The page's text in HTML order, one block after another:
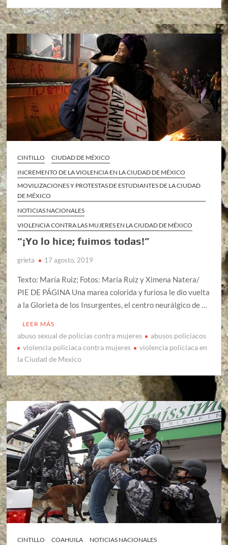
CINTILLO
CIUDAD DE MÉXICO
INCREMENTO DE LA VIOLENCIA EN LA CIUDAD DE MÉXICO
MOVILIZACIONES Y PROTESTAS DE ESTUDIANTES DE LA CIUDAD
DE MÉXICO
NOTICIAS NACIONALES
VIOLENCIA CONTRA LAS MUJERES EN LA CIUDAD DE MÉXICO
“¡Yo lo hice; fuimos todas!”
grieta 17 agosto, 2019
Texto: María Ruiz; Fotos: María Ruiz y Ximena Natera/
PIE DE PÁGINA Una marea colorida y furiosa le dio vuelta
a la Glorieta de los Insurgentes, el centro neurálgico de …
LEER MÁS
abuso sexual de policias contra mujeres
abusos policíacos
violencia policiaca contra mujeres
violencia policiaca en
la Ciudad de Mexico
CINTILLO COAHUILA NOTICIAS NACIONALES